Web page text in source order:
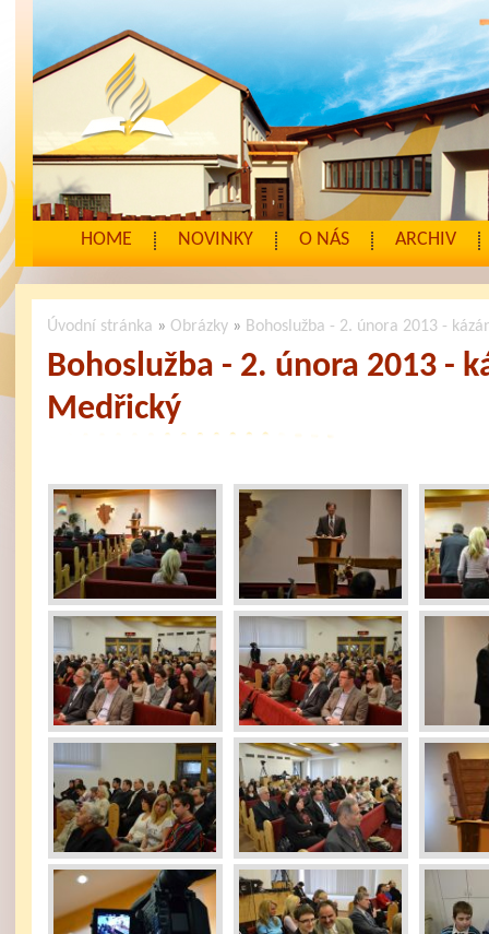
HOME NOVINKY O NÁS ARCHIV
Úvodní stránka » Obrázky » Bohoslužba - 2. února 2013 -
Bohoslužba - 2. února 2013 -
Medřický